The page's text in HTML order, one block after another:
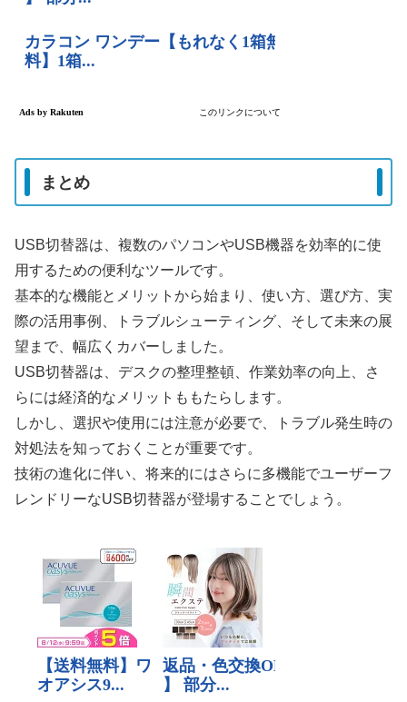
まとめ
USB切替器は、複数のパソコンやUSB機器を効率的に使
用するための便利なツールです。
基本的な機能とメリットから始まり、使い方、選び方、実
際の活用事例、トラブルシューティング、そして未来の展
望まで、幅広くカバーしました。
USB切替器は、デスクの整理整頓、作業効率の向上、さ
らには経済的なメリットももたらします。
しかし、選択や使用には注意が必要で、トラブル発生時の
対処法を知っておくことが重要です。
技術の進化に伴い、将来的にはさらに多機能でユーザーフ
レンドリーなUSB切替器が登場することでしょう。